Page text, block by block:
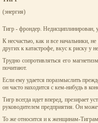
(энергия)
Тигр - фрондер. Недисциплинирован,
К несчастью, как и все начальники,
других к катастрофе, вкус к риску у
Трудно сопротивляться его
почитают.
Если ему удается поразмыслить
он часто находится с кем-нибудь в
Тигр всегда идет вперед, презирает
руководителем предприятия. Он
То же относится и к женщинам-